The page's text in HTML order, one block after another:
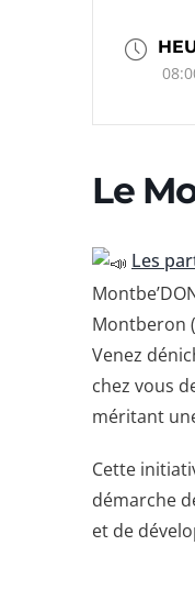
Le
Les
Montberon
Venez
chez vous
méritant
Cette
démarche
et de